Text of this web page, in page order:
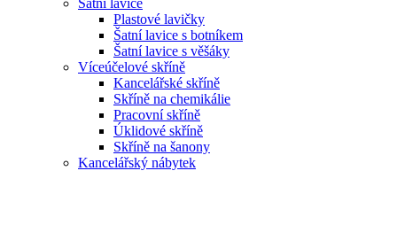
Šatní lavice
Plastové lavičky
Šatní lavice s botníkem
Šatní lavice s věšáky
Víceúčelové skříně
Kancelářské skříně
Skříně na chemikálie
Pracovní skříně
Úklidové skříně
Skříně na šanony
Kancelářský nábytek